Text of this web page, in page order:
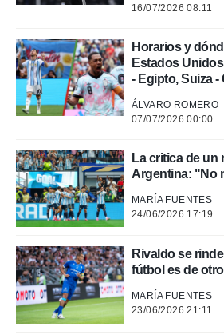
únicos
similares
como
este sitio
posible
traten tus
en
interés
Para
su
u
datos
momento
16/07/2026 08:11
Horarios y
Estados
- Egipto, Suiza -
ÁLVARO ROMERO
07/07/2026 00:00
La critica de un
Argentina: "No
MARÍA FUENTES
24/06/2026 17:19
Rivaldo se
fútbol es de
MARÍA FUENTES
23/06/2026 21:11